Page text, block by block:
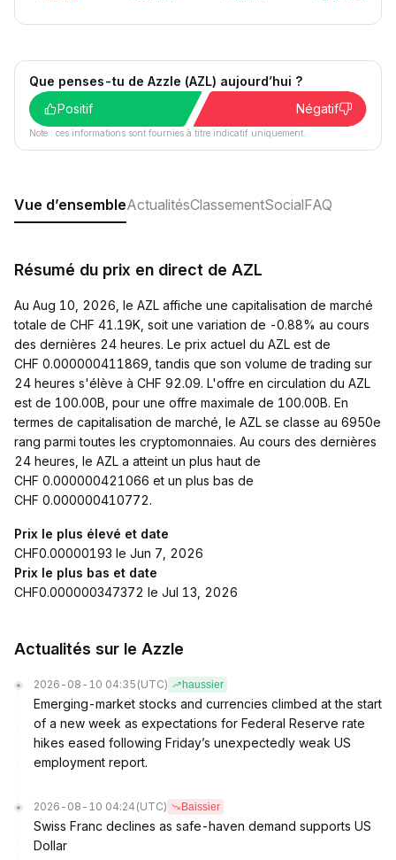
Que penses-tu de Azzle (AZL) aujourd’hui ?
Positif
Négatif
Note : ces informations sont fournies à titre indicatif uniquement.
Vue d’ensembleActualitésClassementSocialFAQ
Résumé du prix en direct de AZL
Au Aug 10, 2026, le AZL affiche une capitalisation de marché
totale de CHF 41.19K, soit une variation de -0.88% au cours
des dernières 24 heures. Le prix actuel du AZL est de
CHF 0.000000411869, tandis que son volume de trading sur
24 heures s'élève à CHF 92.09. L'offre en circulation du AZL
est de 100.00B, pour une offre maximale de 100.00B. En
termes de capitalisation de marché, le AZL se classe au 6950e
rang parmi toutes les cryptomonnaies. Au cours des dernières
24 heures, le AZL a atteint un plus haut de
CHF 0.000000421066 et un plus bas de
CHF 0.000000410772.
Prix le plus élevé et date
CHF0.00000193 le Jun 7, 2026
Prix le plus bas et date
CHF0.000000347372 le Jul 13, 2026
Actualités sur le Azzle
2026-08-10 04:35 (UTC) haussier
Emerging-market stocks and currencies climbed at the start
of a new week as expectations for Federal Reserve rate
hikes eased following Friday’s unexpectedly weak US
employment report.
2026-08-10 04:24 (UTC) Baissier
Swiss Franc declines as safe-haven demand supports US
Dollar